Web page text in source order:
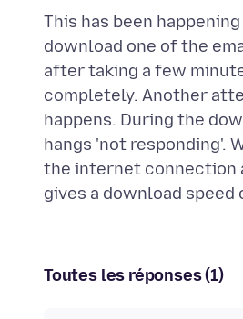
This has been
download one of the
after taking a few
completely. Another
happens. During the
hangs 'not responding'.
the internet connection
Toutes les réponses (1)